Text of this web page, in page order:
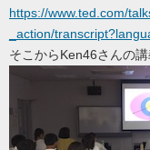
https://www.ted.com/
_action/
そこからKen46さんの講